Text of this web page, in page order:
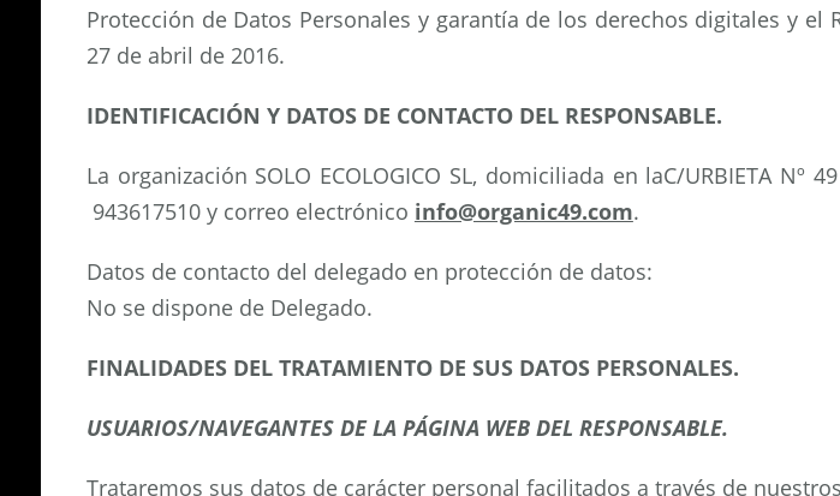
Protección de Datos Personales y garantía de los derechos digitales y el
27 de abril de 2016.
IDENTIFICACIÓN Y DATOS DE CONTACTO DEL RESPONSABLE.
La organización SOLO ECOLOGICO SL, domiciliada en laC/URBIETA Nº
943617510 y correo electrónico info@organic49.com.
Datos de contacto del delegado en protección de datos:
No se dispone de Delegado.
FINALIDADES DEL TRATAMIENTO DE SUS DATOS PERSONALES.
USUARIOS/NAVEGANTES DE LA PÁGINA WEB DEL RESPONSABLE.
Trataremos sus datos de carácter personal facilitados a través de